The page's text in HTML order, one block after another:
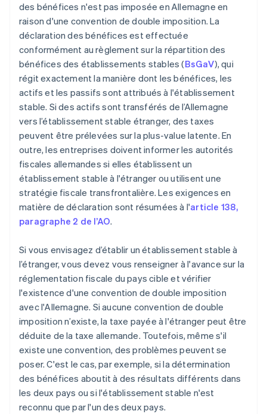
des bénéfices n'est pas imposée en Allemagne en
raison d'une convention de double imposition. La
déclaration des bénéfices est effectuée
conformément au règlement sur la répartition des
bénéfices des établissements stables (BsGaV), qui
régit exactement la manière dont les bénéfices, les
actifs et les passifs sont attribués à l'établissement
stable. Si des actifs sont transférés de l’Allemagne
vers l’établissement stable étranger, des taxes
peuvent être prélevées sur la plus-value latente. En
outre, les entreprises doivent informer les autorités
fiscales allemandes si elles établissent un
établissement stable à l'étranger ou utilisent une
stratégie fiscale transfrontalière. Les exigences en
matière de déclaration sont résumées à l'article 138,
paragraphe 2 de l’AO.
Si vous envisagez d’établir un établissement stable à
l’étranger, vous devez vous renseigner à l'avance sur la
réglementation fiscale du pays cible et vérifier
l'existence d'une convention de double imposition
avec l'Allemagne. Si aucune convention de double
imposition n’existe, la taxe payée à l'étranger peut être
déduite de la taxe allemande. Toutefois, même s'il
existe une convention, des problèmes peuvent se
poser. C'est le cas, par exemple, si la détermination
des bénéfices aboutit à des résultats différents dans
les deux pays ou si l'établissement stable n'est
reconnu que par l'un des deux pays.